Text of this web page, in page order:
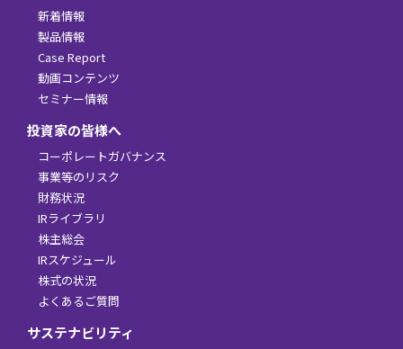
新着情報
製品情報
Case Report
動画コンテンツ
セミナー情報
投資家の皆様へ
コーポレートガバナンス
事業等のリスク
財務状況
IRライブラリ
株主総会
IRスケジュール
株式の状況
よくあるご質問
サステナビリティ